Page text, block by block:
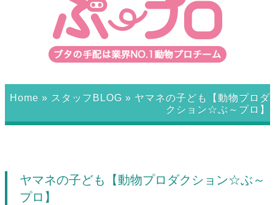
Home » スタッフBLOG » ヤマネの子ども【動物プロダ
クション☆ぶ～プロ】
ヤマネの子ども【動物プロダクション☆ぶ～
プロ】